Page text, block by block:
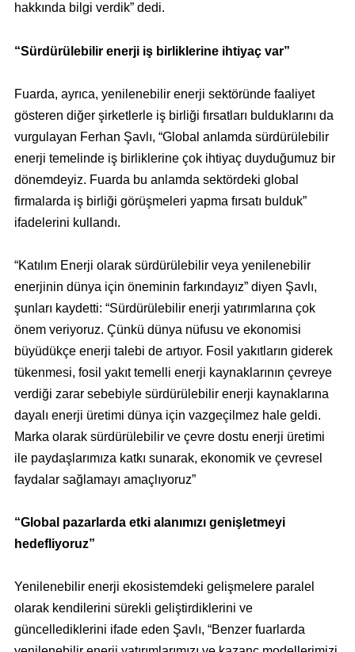
hakkında bilgi verdik” dedi.
“Sürdürülebilir enerji iş birliklerine ihtiyaç var”
Fuarda, ayrıca, yenilenebilir enerji sektöründe faaliyet
gösteren diğer şirketlerle iş birliği fırsatları bulduklarını da
vurgulayan Ferhan Şavlı, “Global anlamda sürdürülebilir
enerji temelinde iş birliklerine çok ihtiyaç duyduğumuz bir
dönemdeyiz. Fuarda bu anlamda sektördeki global
firmalarda iş birliği görüşmeleri yapma fırsatı bulduk”
ifadelerini kullandı.
“Katılım Enerji olarak sürdürülebilir veya yenilenebilir
enerjinin dünya için öneminin farkındayız” diyen Şavlı,
şunları kaydetti: “Sürdürülebilir enerji yatırımlarına çok
önem veriyoruz. Çünkü dünya nüfusu ve ekonomisi
büyüdükçe enerji talebi de artıyor. Fosil yakıtların giderek
tükenmesi, fosil yakıt temelli enerji kaynaklarının çevreye
verdiği zarar sebebiyle sürdürülebilir enerji kaynaklarına
dayalı enerji üretimi dünya için vazgeçilmez hale geldi.
Marka olarak sürdürülebilir ve çevre dostu enerji üretimi
ile paydaşlarımıza katkı sunarak, ekonomik ve çevresel
faydalar sağlamayı amaçlıyoruz”
“Global pazarlarda etki alanımızı genişletmeyi
hedefliyoruz”
Yenilenebilir enerji ekosistemdeki gelişmelere paralel
olarak kendilerini sürekli geliştirdiklerini ve
güncellediklerini ifade eden Şavlı, “Benzer fuarlarda